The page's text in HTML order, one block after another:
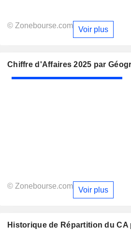
© Zonebourse.com Voir plus
Chiffre d'Affaires 2025 par
© Zonebourse.com Voir plus
Historique de Répartition du CA